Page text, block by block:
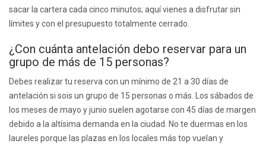
sacar la cartera cada cinco minutos; aquí vienes a disfrutar sin
límites y con el presupuesto totalmente cerrado.
¿Con cuánta antelación debo reservar para un
grupo de más de 15 personas?
Debes realizar tu reserva con un mínimo de 21 a 30 días de
antelación si sois un grupo de 15 personas o más. Los sábados de
los meses de mayo y junio suelen agotarse con 45 días de margen
debido a la altísima demanda en la ciudad. No te duermas en los
laureles porque las plazas en los locales más top vuelan y